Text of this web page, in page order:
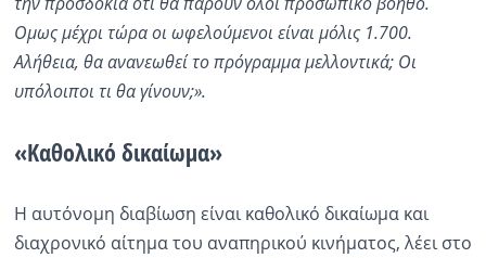
Ομως μέχρι τώρα οι ωφελούμενοι είναι μόλις 1.700.
Αλήθεια, θα ανανεωθεί το πρόγραμμα μελλοντικά; Οι
υπόλοιποι τι θα γίνουν;».
«Καθολικό δικαίωμα»
Η αυτόνομη διαβίωση είναι καθολικό δικαίωμα και
διαχρονικό αίτημα του αναπηρικού κινήματος, λέει στο